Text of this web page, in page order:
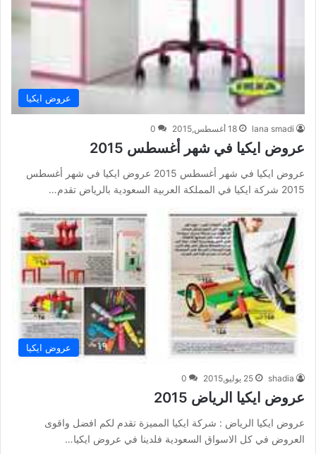
عروض ايكيا
lana smadi 18 أغسطس,2015 0
عروض ايكيا في شهر أغسطس 2015
عروض ايكيا في شهر أغسطس 2015 عروض ايكيا في شهر أغسطس
2015 شركة ايكيا في المملكة العربية السعودية بالرياض تقدم…
عروض ايكيا
shadia 25 يوليو,2015 0
عروض ايكيا الرياض 2015
عروض ايكيا الرياض : شركة ايكيا المميزة تقدم لكم افضل واقوى
العروض في كل الاسواق السعودية فلدينا في عروض ايكيا…